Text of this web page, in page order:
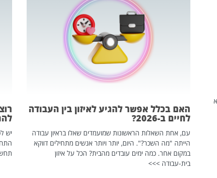
האם בכלל אפשר להגיע לאיזון בין העבודה
לחיים ב-2026?
עם, אחת השאלות הראשונות שמועמדים שאלו בראיון עבודה
הייתה "מה השכר?". היום, יותר ויותר אנשים מתחילים דווקא
במקום אחר. כמה ימים עובדים מהבית? הכל על איזון
בית-עבודה >>>
יש